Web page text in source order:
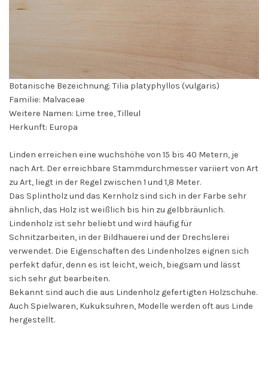
Botanische Bezeichnung: Tilia platyphyllos (vulgaris)
Familie: Malvaceae
Weitere Namen: Lime tree, Tilleul
Herkunft: Europa
Linden erreichen eine wuchshöhe von 15 bis 40 Metern, je
nach Art. Der erreichbare Stammdurchmesser variiert von Art
zu Art, liegt in der Regel zwischen 1 und 1,8 Meter.
Das Splintholz und das Kernholz sind sich in der Farbe sehr
ähnlich, das Holz ist weißlich bis hin zu gelbbräunlich.
Lindenholz ist sehr beliebt und wird häufig für
Schnitzarbeiten, in der Bildhauerei und der Drechslerei
verwendet. Die Eigenschaften des Lindenholzes eignen sich
perfekt dafür, denn es ist leicht, weich, biegsam und lässt
sich sehr gut bearbeiten.
Bekannt sind auch die aus Lindenholz gefertigten Holzschuhe.
Auch Spielwaren, Kukuksuhren, Modelle werden oft aus Linde
hergestellt.